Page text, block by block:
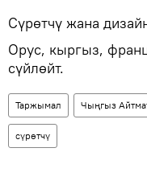
Сүрөтчү жана
Орус, кыргыз,
сүйлөйт.
Таржымал Чыңгыз
сүрөтчү